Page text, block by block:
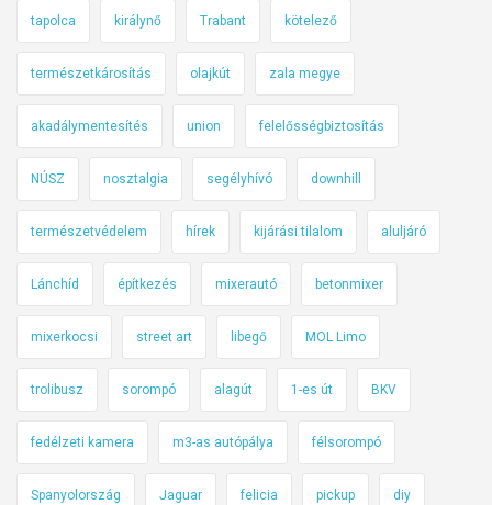
ő
f
e
k
e
d
o
o
k
t
l
tapolca királynő Trabant kötelező
természetkárosítás olajkút zala megye
akadálymentesítés union felelősségbiztosítás
NÚSZ nosztalgia segélyhívó downhill
természetvédelem hírek kijárási tilalom aluljáró
Lánchíd építkezés mixerautó betonmixer
mixerkocsi street art libegő MOL Limo
trolibusz sorompó alagút 1-es út BKV
fedélzeti kamera m3-as autópálya félsorompó
Spanyolország Jaguar felicia pickup diy